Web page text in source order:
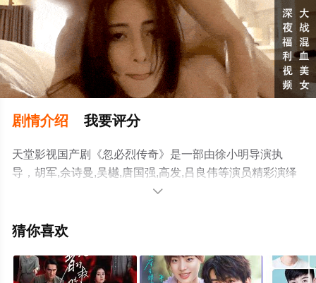
剧情介绍 我要评分
天堂影视国产剧《忽必烈传奇》是一部由徐小明导演执
导，胡军,佘诗曼,吴樾,唐国强,高发,吕良伟等演员精彩演绎
的中国大陆电视剧，大结局剧情已揭晓（1-50全集），手
网，更多剧情信息可移步至豆瓣电视剧、电视猫或剧情网

猜你喜欢